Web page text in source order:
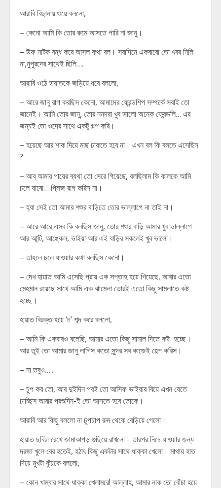
আরাবি বিছানায় শুয়ে বললো,
– কেনো আমি কি তোর রুমে আসতে পারি না জানু।
– উফ নাটক বন্ধ করে আসল কথা বল। সরাদিনে একবারো তো খবর নিলি
না,নুপুরদের সাথেই ছিলি….
আরাবি ওঠে হায়াতকে জড়িয়ে ধরে বললো,
– আরে জানু রাগ করছিস কেনো, আমাদের ফ্রেন্ডশিপ সম্পর্কে সবাই তো
জানেই। আমি তোর জানু, তোর ননদরা খুব ভালো অনেক ফ্রেন্ডলি… এর
জন্যই তো ওদের সাথে একটু গল্প করি।
– হয়েছে আর শাক দিয়ে মাছ ঢাকতে হবে না। এখন বল কি বলতে এসেছিস
?
– আব্ আমার পায়ের ব্যথা তো সেরে গিয়েছে, বলছিলাম কি কালকে আমি
চলে যাবো… প্লিজ রাগ করিস না।
– হ্যা সেই তো আমার শশুর বাড়িতে তোর ভাল্লাগে না তাই না।
– আরে আরে এসব কি বলছিস জানু, তোর শশুর বাড়ি আমার খুব ভাল্লাগে
আর আন্টি, আঙ্কেল, ভাইয়া আর এই বাড়ির সকলেই খুব ভালো।
– তাহলে চলে যাওয়ার কথা বলছিস কেনো।
– দেখ হায়াত আমি এসেছি প্রায় এক সপ্তাহ হয়ে গিয়েছে, আবার এতো
মেহমান রয়েছে সাথে আমি এক ঝামেলা তোরই এতো কিছু সামলাতে কষ্ট
হচ্ছে।
হায়াত বিরক্ত হয়ে ‘চ’ শব্দ করে বললো,
– আমি কি একবারও বলেছি, আমার এতো কিছু সামাল দিতে কষ্ট হচ্ছে।
আর তুই তো আমার জানু লাগিস কতো সুন্দর সব কাজেই হেল্প করিস।
– না তবুও…..
– চুপ কর তো, আর দুইদিন পরই তো আসিফ ভাইয়ার বিয়ে এখন যেতে
চাচ্ছিস আবার পরশুদিন-ই তো আসতে হবে তোকে।
আরাবি আর কিছু বললো না চুপচাপ রুম থেকে বেড়িয়ে গেলো।
হায়াত ছবিটা রেখে জামাকাপড় গুছিয়ে রাখলো। তারপর নিচে যাওয়ার জন্য
দরজা খুলে বের হতেই, হঠাৎ কিছু একটার সাথে ধাক্কা খেলো। মাথায় হাত
দিয়ে মুখটা কুঁচকে বললো,
– কোন খাম্বার সাথে ধাক্কা খেলামরে! আল্লাহ, আমার নাক তো বোঁচা হয়ে